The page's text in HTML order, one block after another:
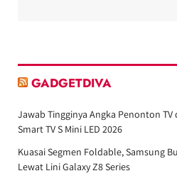
GADGETDIVA
Jawab Tingginya Angka Penonton
Smart TV S Mini LED 2026
Kuasai Segmen Foldable, Samsung
Lewat Lini Galaxy Z8 Series